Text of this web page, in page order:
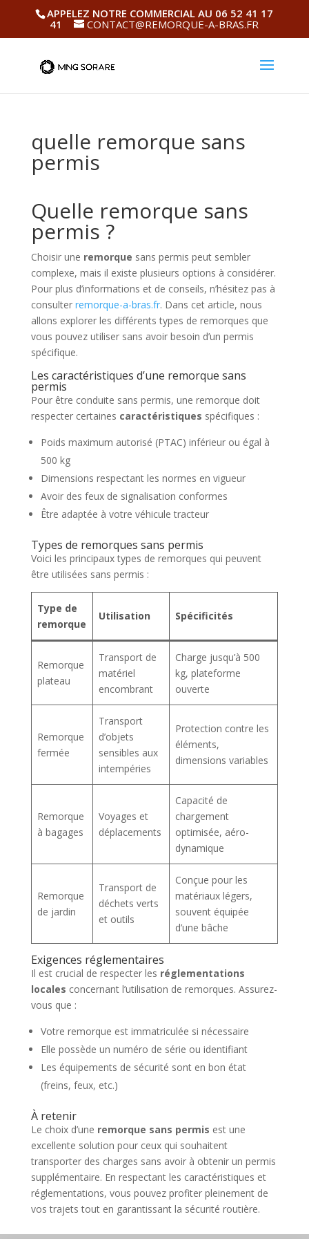
APPELEZ NOTRE COMMERCIAL AU 06 52 41 17
41
CONTACT@REMORQUE-A-BRAS.FR
quelle remorque sans
permis
Quelle remorque sans
permis ?
Choisir une remorque sans permis peut sembler
complexe, mais il existe plusieurs options à considérer.
Pour plus d’informations et de conseils, n’hésitez pas à
consulter remorque-a-bras.fr. Dans cet article, nous
allons explorer les différents types de remorques que
vous pouvez utiliser sans avoir besoin d’un permis
spécifique.
Les caractéristiques d’une remorque sans
permis
Pour être conduite sans permis, une remorque doit
respecter certaines caractéristiques spécifiques :
Poids maximum autorisé (PTAC) inférieur ou égal à
500 kg
Dimensions respectant les normes en vigueur
Avoir des feux de signalisation conformes
Être adaptée à votre véhicule tracteur
Types de remorques sans permis
Voici les principaux types de remorques qui peuvent
être utilisées sans permis :
Type de
remorque
Utilisation Spécificités
Remorque
plateau
Transport de
matériel
encombrant
Charge jusqu’à 500
kg, plateforme
ouverte
Remorque
fermée
Transport
d’objets
sensibles aux
intempéries
Protection contre les
éléments,
dimensions variables
Remorque
à bagages
Voyages et
déplacements
Capacité de
chargement
optimisée, aéro-
dynamique
Remorque
de jardin
Transport de
déchets verts
et outils
Conçue pour les
matériaux légers,
souvent équipée
d’une bâche
Exigences réglementaires
Il est crucial de respecter les réglementations
locales concernant l’utilisation de remorques. Assurez-
vous que :
Votre remorque est immatriculée si nécessaire
Elle possède un numéro de série ou identifiant
Les équipements de sécurité sont en bon état
(freins, feux, etc.)
À retenir
Le choix d’une remorque sans permis est une
excellente solution pour ceux qui souhaitent
transporter des charges sans avoir à obtenir un permis
supplémentaire. En respectant les caractéristiques et
réglementations, vous pouvez profiter pleinement de
vos trajets tout en garantissant la sécurité routière.